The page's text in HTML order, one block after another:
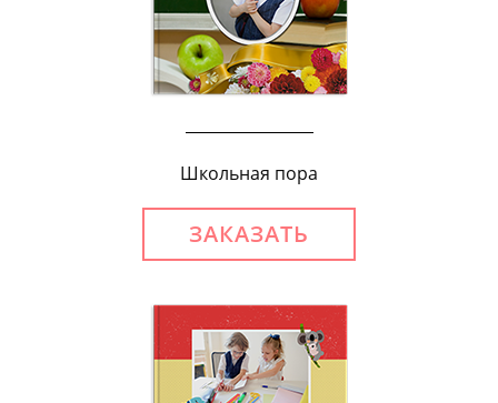
Школьная пора
ЗАКАЗАТЬ